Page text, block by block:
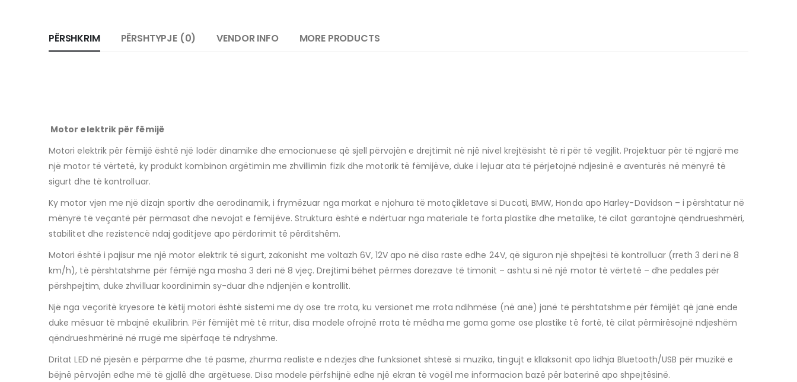
PËRSHKRIM PËRSHTYPJE (0) VENDOR INFO MORE PRODUCTS
Motor elektrik për fëmijë
Motori elektrik për fëmijë është një lodër dinamike dhe emocionuese që sjell përvojën e drejtimit në një nivel krejtësisht të ri për të vegjlit. Projektuar për të ngjarë me
një motor të vërtetë, ky produkt kombinon argëtimin me zhvillimin fizik dhe motorik të fëmijëve, duke i lejuar ata të përjetojnë ndjesinë e aventurës në mënyrë të
sigurt dhe të kontrolluar.
Ky motor vjen me një dizajn sportiv dhe aerodinamik, i frymëzuar nga markat e njohura të motoçikletave si Ducati, BMW, Honda apo Harley-Davidson – i përshtatur në
mënyrë të veçantë për përmasat dhe nevojat e fëmijëve. Struktura është e ndërtuar nga materiale të forta plastike dhe metalike, të cilat garantojnë qëndrueshmëri,
stabilitet dhe rezistencë ndaj goditjeve apo përdorimit të përditshëm.
Motori është i pajisur me një motor elektrik të sigurt, zakonisht me voltazh 6V, 12V apo në disa raste edhe 24V, që siguron një shpejtësi të kontrolluar (rreth 3 deri në 8
km/h), të përshtatshme për fëmijë nga mosha 3 deri në 8 vjeç. Drejtimi bëhet përmes dorezave të timonit – ashtu si në një motor të vërtetë – dhe pedales për
përshpejtim, duke zhvilluar koordinimin sy-duar dhe ndjenjën e kontrollit.
Një nga veçoritë kryesore të këtij motori është sistemi me dy ose tre rrota, ku versionet me rrota ndihmëse (në anë) janë të përshtatshme për fëmijët që janë ende
duke mësuar të mbajnë ekuilibrin. Për fëmijët më të rritur, disa modele ofrojnë rrota të mëdha me goma gome ose plastike të fortë, të cilat përmirësojnë ndjeshëm
qëndrueshmërinë në rrugë me sipërfaqe të ndryshme.
Dritat LED në pjesën e përparme dhe të pasme, zhurma realiste e ndezjes dhe funksionet shtesë si muzika, tingujt e kllaksonit apo lidhja Bluetooth/USB për muzikë e
bëjnë përvojën edhe më të gjallë dhe argëtuese. Disa modele përfshijnë edhe një ekran të vogël me informacion bazë për baterinë apo shpejtësinë.